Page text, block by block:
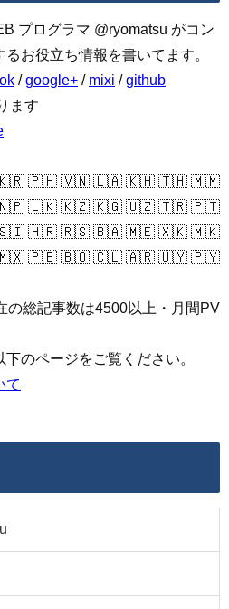
プログラマ @ryomatsu がコン
お役立ち情報を書いてます。
/google+ / mixi /github
ます
🇵🇭 🇻🇳 🇱🇦 🇰🇭 🇹🇭 🇲🇲
🇱🇰 🇰🇿 🇰🇬 🇺🇿 🇹🇷 🇵🇹
🇭🇷 🇷🇸 🇧🇦 🇲🇪 🇽🇰 🇲🇰
🇵🇪 🇧🇴 🇨🇱 🇦🇷 🇺🇾 🇵🇾
の総記事数は4500以上・月間PV
のページをご覧ください。
て